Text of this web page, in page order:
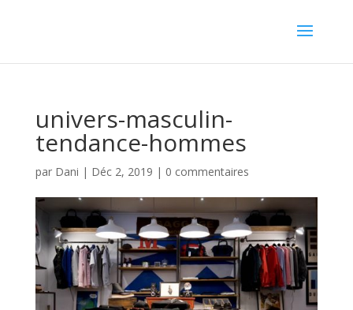
univers-masculin-
tendance-hommes
par Dani | Déc 2, 2019 | 0 commentaires